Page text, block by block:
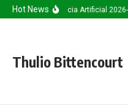
Ir para o conteúdo
Hot NewsInteligência Artificial 2026-
Thulio Bittencourt